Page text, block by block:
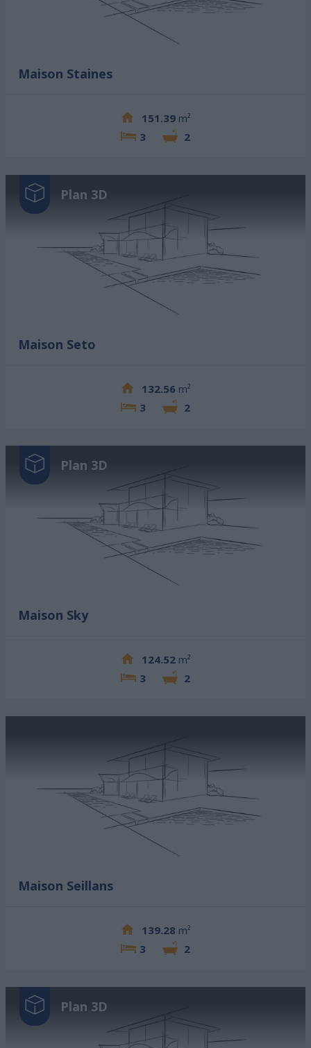
Maison Staines
151.39 m²
3
2
Plan 3D
Maison Seto
132.56 m²
3
2
Plan 3D
Maison Sky
124.52 m²
3
2
Maison Seillans
139.28 m²
3
2
Plan 3D